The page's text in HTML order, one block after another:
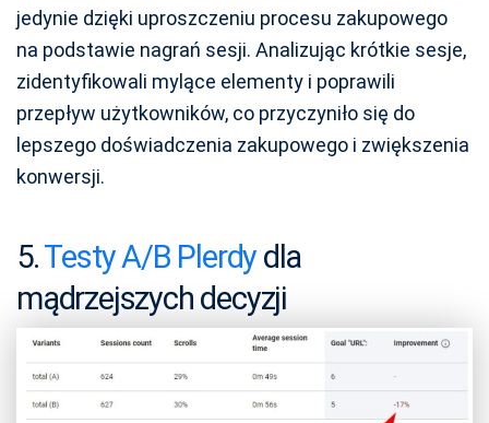
jedynie dzięki uproszczeniu procesu zakupowego
na podstawie nagrań sesji. Analizując krótkie sesje,
zidentyfikowali mylące elementy i poprawili
przepływ użytkowników, co przyczyniło się do
lepszego doświadczenia zakupowego i zwiększenia
konwersji.
5.Testy A/B Plerdy dla
mądrzejszych decyzji